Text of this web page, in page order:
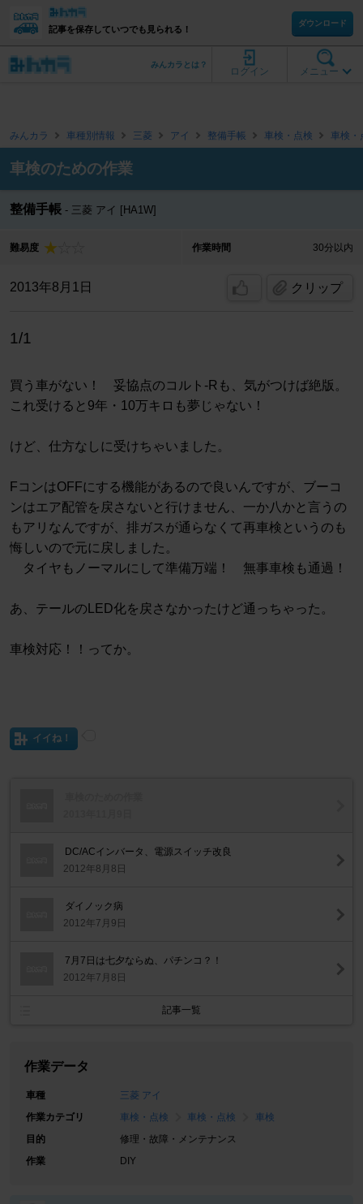
記事を保存していつでも見られる！
ダウンロード
メニュー
ログイン
みんカラとは？
みんカラ 車種別情報 三菱 アイ 整備手帳 車検・点検 車検・
車検のための作業
整備手帳 三菱 アイ [HA1W]
難易度 作業時間 30分以内
2013年8月1日 クリップ
1/1
買う車がない！ 妥協点のコルト-Rも、気がつけば絶版。
これ受けると9年・10万キロも夢じゃない！
けど、仕方なしに受けちゃいました。
FコンはOFFにする機能があるので良いんですが、ブーコ
ンはエア配管を戻さないと行けません、一か八かと言うの
もアリなんですが、排ガスが通らなくて再車検というのも
悔しいので元に戻しました。
タイヤもノーマルにして準備万端！ 無事車検も通過！
あ、テールのLED化を戻さなかったけど通っちゃった。
車検対応！！ってか。
イイね！
DC/ACインバータ、電源スイッチ改良
2012年8月8日
ダイノック病
2012年7月9日
7月7日は七夕ならぬ、パチンコ？！
2012年7月8日
記事一覧
作業データ
車種
三菱 アイ
作業カテゴリ
車検・点検 車検・点検
車検
目的
修理・故障・メンテナンス
作業
DIY